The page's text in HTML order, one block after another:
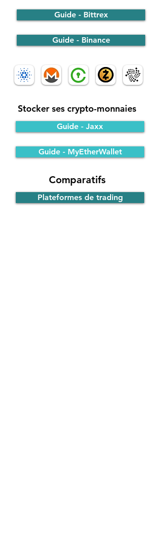
Guide - Bittrex
Guide - Binance
Stocker ses crypto-monnaies
Comparatifs
Plateformes de trading
Guide - MyEtherWallet
Guide - Jaxx